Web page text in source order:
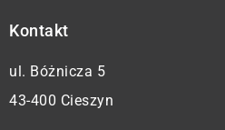
Kontakt
ul. Bóżnicza 5
43-400 Cieszyn